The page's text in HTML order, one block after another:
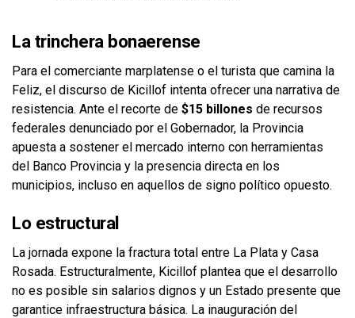
La trinchera bonaerense
Para el comerciante marplatense o el turista que camina la
Feliz, el discurso de Kicillof intenta ofrecer una narrativa de
resistencia. Ante el recorte de $15 billones de recursos
federales denunciado por el Gobernador, la Provincia
apuesta a sostener el mercado interno con herramientas
del Banco Provincia y la presencia directa en los
municipios, incluso en aquellos de signo político opuesto.
Lo estructural
La jornada expone la fractura total entre La Plata y Casa
Rosada. Estructuralmente, Kicillof plantea que el desarrollo
no es posible sin salarios dignos y un Estado presente que
garantice infraestructura básica. La inauguración del